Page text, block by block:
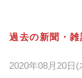
過去の新聞・
2020年08月20日(